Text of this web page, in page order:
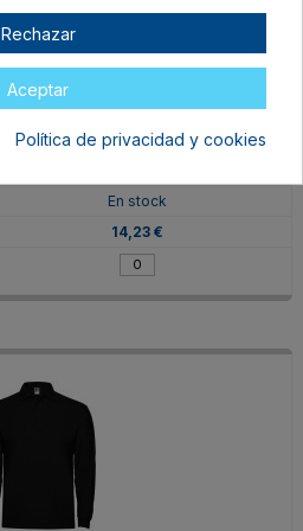
PO66350201
M
En stock
14,23 €
Rechazar
Aceptar
Política de privacidad y cookies